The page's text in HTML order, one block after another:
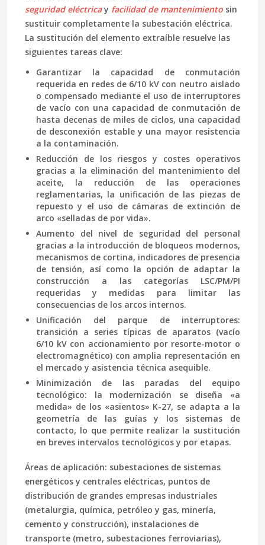
seguridad eléctricay facilidad de mantenimiento sin
sustituir completamente la subestación eléctrica.
La sustitución del elemento extraíble resuelve las
siguientes tareas clave:
Garantizar la capacidad de conmutación
requerida en redes de 6/10 kV con neutro aislado
o compensado mediante el uso de interruptores
de vacío con una capacidad de conmutación de
hasta decenas de miles de ciclos, una capacidad
de desconexión estable y una mayor resistencia
a la contaminación.
Reducción de los riesgos y costes operativos
gracias a la eliminación del mantenimiento del
aceite, la reducción de las operaciones
reglamentarias, la unificación de las piezas de
repuesto y el uso de cámaras de extinción de
arco «selladas de por vida».
Aumento del nivel de seguridad del personal
gracias a la introducción de bloqueos modernos,
mecanismos de cortina, indicadores de presencia
de tensión, así como la opción de adaptar la
construcción a las categorías LSC/PM/PI
requeridas y medidas para limitar las
consecuencias de los arcos internos.
Unificación del parque de interruptores:
transición a series típicas de aparatos (vacío
6/10 kV con accionamiento por resorte-motor o
electromagnético) con amplia representación en
el mercado y asistencia técnica asequible.
Minimización de las paradas del equipo
tecnológico: la modernización se diseña «a
medida» de los «asientos» K-27, se adapta a la
geometría de las guías y los sistemas de
contacto, lo que permite realizar la sustitución
en breves intervalos tecnológicos y por etapas.
Áreas de aplicación: subestaciones de sistemas
energéticos y centrales eléctricas, puntos de
distribución de grandes empresas industriales
(metalurgia, química, petróleo y gas, minería,
cemento y construcción), instalaciones de
transporte (metro, subestaciones ferroviarias),